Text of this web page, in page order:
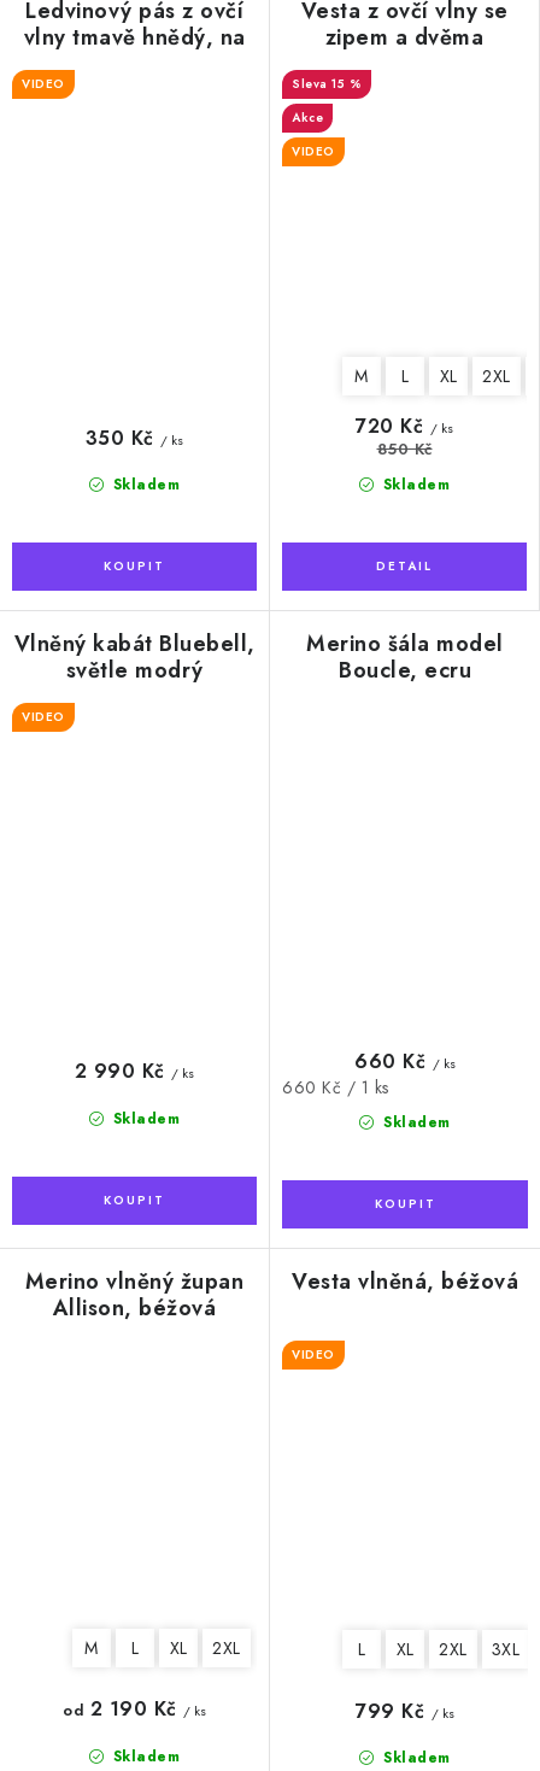
Ledvinový pás z ovčí
vlny tmavě hnědý, na
VIDEO
Skladem
350 Kč / ks
Vesta z ovčí vlny se
zipem a dvěma
kapsami, kostkovaná
15 %
Akce
VIDEO
M L XL 2XL
Skladem
720 Kč / ks
850 Kč
Vlněný kabát Bluebell,
světle modrý
VIDEO
Skladem
2 990 Kč / ks
Merino šála model
Boucle, ecru
Skladem
660 Kč / ks
Měrná
660 Kč / 1 ks
Merino vlněný župan
Allison, béžová
M L XL 2XL
Skladem
od 2 190 Kč / ks
Vesta vlněná, béžová
VIDEO
L XL 2XL 3XL
Skladem
799 Kč / ks